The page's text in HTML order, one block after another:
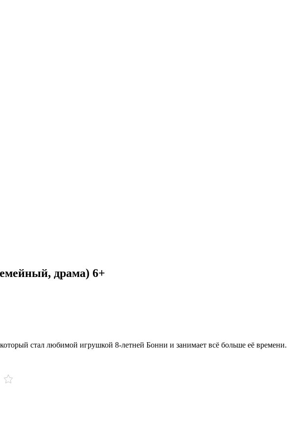
драма) 6+
стал любимой игрушкой 8-летней Бонни и занимает всё больше её времени.